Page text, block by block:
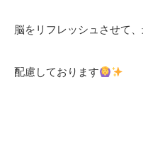
脳をリフレッシュさせて
配慮しております